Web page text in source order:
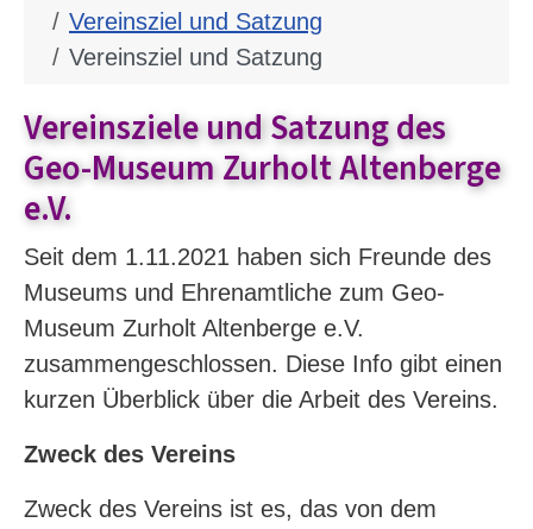
Vereinsziel und Satzung
Vereinsziel und Satzung
Vereinsziele und Satzung des
Geo-Museum Zurholt Altenberge
e.V.
Seit dem 1.11.2021 haben sich Freunde des
Museums und Ehrenamtliche zum Geo-
Museum Zurholt Altenberge e.V.
zusammengeschlossen. Diese Info gibt einen
kurzen Überblick über die Arbeit des Vereins.
Zweck des Vereins
Zweck des Vereins ist es, das von dem